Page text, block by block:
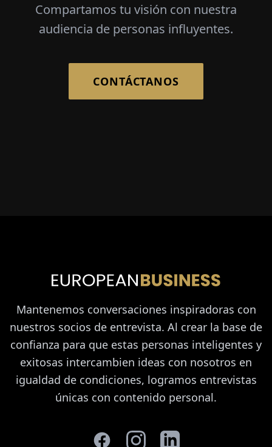
Compartamos tu visión con nuestra
audiencia de personas influyentes.
CONTÁCTANOS
Mantenemos conversaciones inspiradoras con
nuestros socios de entrevista. Al crear la base de
confianza para que estas personas inteligentes y
exitosas intercambien ideas con nosotros en
igualdad de condiciones, logramos entrevistas
únicas con contenido personal.